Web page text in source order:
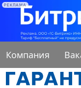
РЕКЛАМА
Компания